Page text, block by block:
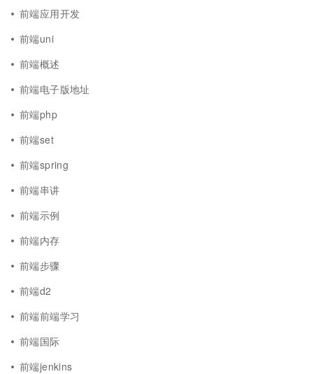
前端应用开发
前端uni
前端概述
前端电子版地址
前端php
前端set
前端spring
前端串讲
前端示例
前端内存
前端步骤
前端d2
前端前端学习
前端国际
前端jenkins